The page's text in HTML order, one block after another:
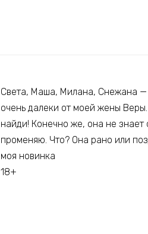
Света, Маша, Милана, Снежана —
очень далеки от моей жены
найди! Конечно же, она не знает
променяю. Что? Она рано или
моя новинка
18+